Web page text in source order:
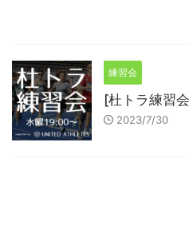
練習会
[杜トラ練習
2023/7/30